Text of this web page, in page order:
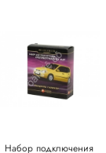
Набор подключения